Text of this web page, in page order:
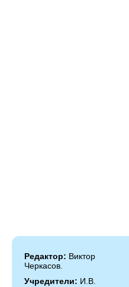
Редактор: Виктор
Черкасов.
Учредители: И.В.